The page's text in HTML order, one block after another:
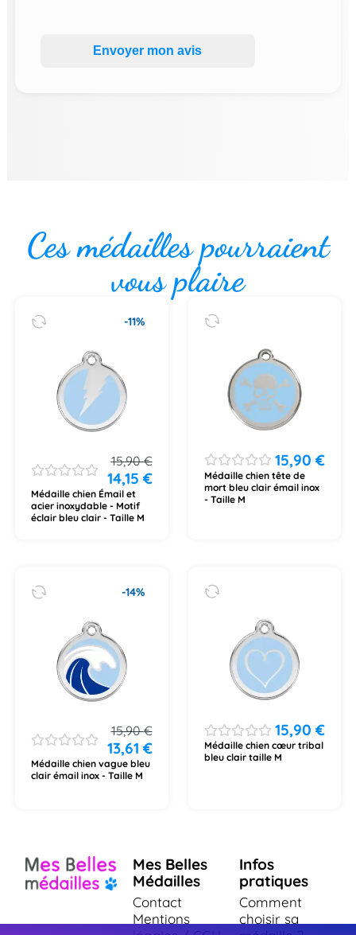
Envoyer mon avis
Ces médailles pourraient
vous plaire
-11%
15,90€
14,15 €
Médaille chien Émail et
acier inoxydable - Motif
éclair bleu clair - Taille M
15,90€
Médaille chien tête de
mort bleu clair émail inox
- Taille M
-14%
15,90€
13,61 €
Médaille chien vague bleu
clair émail inox - Taille M
15,90€
Médaille chien cœur tribal
bleu clair taille M
Mes Belles
Médailles
Contact
Mentions
Infos
pratiques
Comment
choisir sa